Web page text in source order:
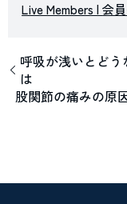
Live Members |会
呼吸が浅いとど
は
股関節の痛みの原